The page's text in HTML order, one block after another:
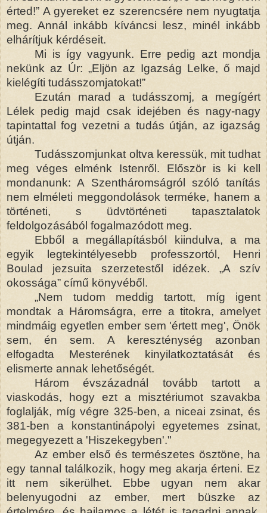
érted!” A gyereket ez szerencsére nem nyugtatja
meg. Annál inkább kíváncsi lesz, minél inkább
elhárítjuk kérdéseit.
Mi is így vagyunk. Erre pedig azt mondja
nekünk az Úr: „Eljön az Igazság Lelke, ő majd
kielégíti tudásszomjatokat!”
Ezután marad a tudásszomj, a megígért
Lélek pedig majd csak idejében és nagy-nagy
tapintattal fog vezetni a tudás útján, az igazság
útján.
Tudásszomjunkat oltva keressük, mit tudhat
meg véges elménk Istenről. Először is ki kell
mondanunk: A Szentháromságról szóló tanítás
nem elméleti meggondolások terméke, hanem a
történeti, s üdvtörténeti tapasztalatok
feldolgozásából fogalmazódott meg.
Ebből a megállapításból kiindulva, a ma
egyik legtekintélyesebb professzortól, Henri
Boulad jezsuita szerzetestől idézek. „A szív
okossága” című könyvéből.
„Nem tudom meddig tartott, míg igent
mondtak a Háromságra, erre a titokra, amelyet
mindmáig egyetlen ember sem 'értett meg', Önök
sem, én sem. A kereszténység azonban
elfogadta Mesterének kinyilatkoztatását és
elismerte annak lehetőségét.
Három évszázadnál tovább tartott a
viaskodás, hogy ezt a misztériumot szavakba
foglalják, míg végre 325-ben, a niceai zsinat, és
381-ben a konstantinápolyi egyetemes zsinat,
megegyezett a 'Hiszekegyben'."
Az ember első és természetes ösztöne, ha
egy tannal találkozik, hogy meg akarja érteni. Ez
itt nem sikerülhet. Ebbe ugyan nem akar
belenyugodni az ember, mert büszke az